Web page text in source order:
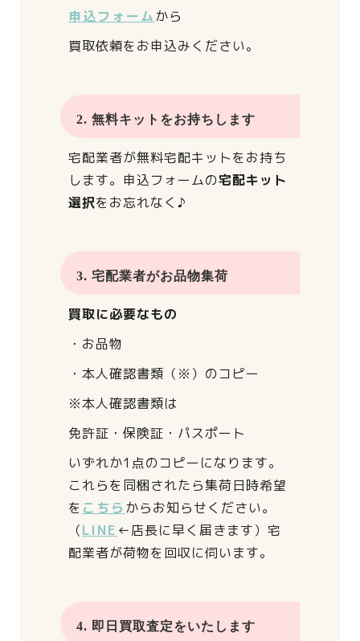
申込フォームから
買取依頼をお申込みください。
2. 無料キットをお持ちします
宅配業者が無料宅配キットをお持ち
します。 申込フォームの宅配キット
選択をお忘れなく♪
3. 宅配業者がお品物集荷
買取に必要なもの
・お品物
・本人確認書類（※）のコピー
※本人確認書類は
免許証・保険証・パスポート
いずれか1点のコピーになります。
これらを同梱されたら集荷日時希望
を こちら からお知らせください。
（LINE ←店長に早く届きます） 宅
配業者が荷物を回収に伺います。
4. 即日買取査定をいたします